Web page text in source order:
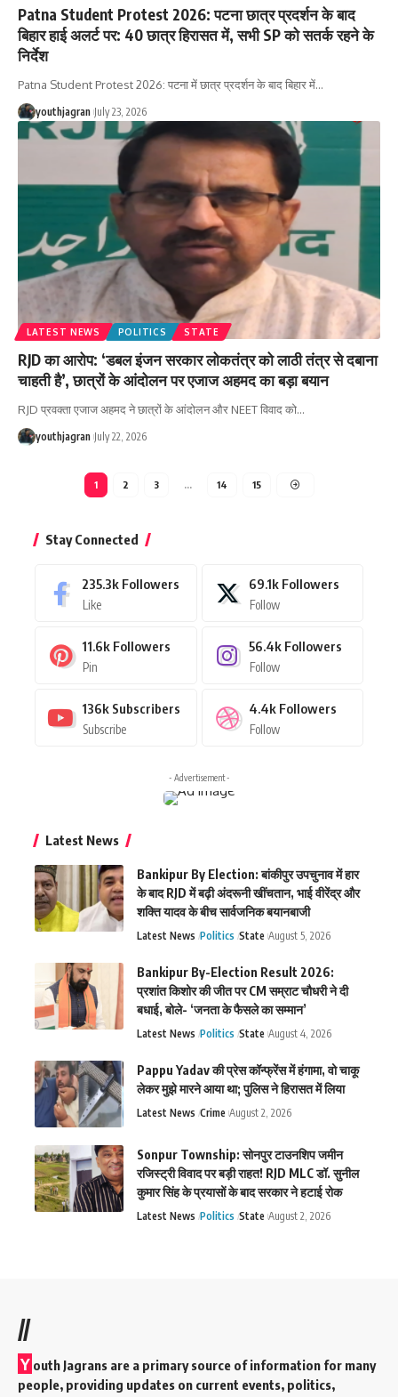
Patna Student Protest 2026: पटना छात्र प्रदर्शन के बाद
बिहार हाई अलर्ट पर: 40 छात्र हिरासत में, सभी SP को सतर्क रहने के
निर्देश
Patna Student Protest 2026: पटना में छात्र प्रदर्शन के बाद बिहार में…
youthjagran July 23, 2026
LATEST NEWS POLITICS STATE
RJD का आरोप: ‘डबल इंजन सरकार लोकतंत्र को लाठी तंत्र से दबाना
चाहती है’, छात्रों के आंदोलन पर एजाज अहमद का बड़ा बयान
RJD प्रवक्ता एजाज अहमद ने छात्रों के आंदोलन और NEET विवाद को…
youthjagran July 22, 2026
1 2 3 … 14 15
Stay Connected
235.3k Followers
Like
69.1k Followers
Follow
11.6k Followers
Pin
56.4k Followers
Follow
136k Subscribers
Subscribe
4.4k Followers
Follow
- Advertisement -
Latest News
Bankipur By Election: बांकीपुर उपचुनाव में हार
के बाद RJD में बढ़ी अंदरूनी खींचतान, भाई वीरेंद्र और
शक्ति यादव के बीच सार्वजनिक बयानबाजी
Latest News Politics State August 5, 2026
Bankipur By-Election Result 2026:
प्रशांत किशोर की जीत पर CM सम्राट चौधरी ने दी
बधाई, बोले- ‘जनता के फैसले का सम्मान’
Latest News Politics State August 4, 2026
Pappu Yadav की प्रेस कॉन्फ्रेंस में हंगामा, वो चाकू
लेकर मुझे मारने आया था; पुलिस ने हिरासत में लिया
Latest News Crime August 2, 2026
Sonpur Township: सोनपुर टाउनशिप जमीन
रजिस्ट्री विवाद पर बड़ी राहत! RJD MLC डॉ. सुनील
कुमार सिंह के प्रयासों के बाद सरकार ने हटाई रोक
Latest News Politics State August 2, 2026
//
Y outh Jagrans are a primary source of information for many
people, providing updates on current events, politics,